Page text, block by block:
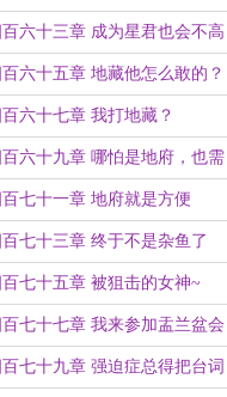
是水到渠成吗？
六十三章 成为星君也会不高
是谁呢？
六十五章 地藏他怎么敢的？
六十七章 我打地藏？
六十九章 哪怕是地府，也需
七十一章 地府就是方便
七十三章 终于不是杂鱼了
七十五章 被狙击的女神~
七十七章 我来参加盂兰盆会
七十九章 强迫症总得把台词